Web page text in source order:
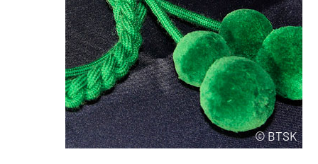
© BTSK